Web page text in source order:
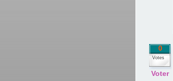
0
Votes
Voter